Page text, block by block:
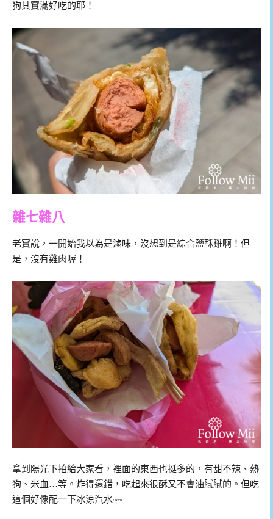
狗其實滿好吃的耶！
雜七雜八
老實說，一開始我以為是滷味，沒想到是綜合鹽酥雞啊！但
是，沒有雞肉喔！
拿到陽光下拍給大家看，裡面的東西也挺多的，有甜不辣、熱
狗、米血…等。炸得還錯，吃起來很酥又不會油膩膩的。但吃
這個好像配一下冰涼汽水~~